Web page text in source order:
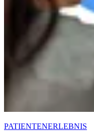
PATIENTENERLEBNIS